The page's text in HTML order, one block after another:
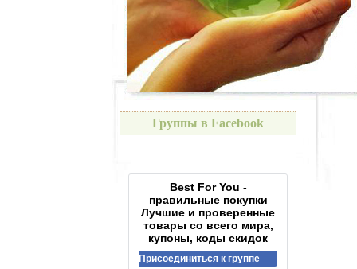
Группы в Facebook
Best For You -
правильные покупки
Лучшие и проверенные
товары со всего мира,
купоны, коды скидок
Присоединиться к группе